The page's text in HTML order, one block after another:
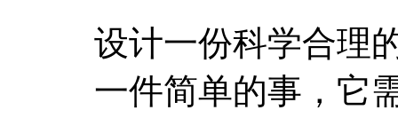
设计一份科学合理
一件简单的事，它